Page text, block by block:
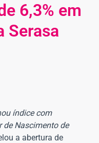
6,3% em
Serasa
índice com
de Nascimento de
a abertura de